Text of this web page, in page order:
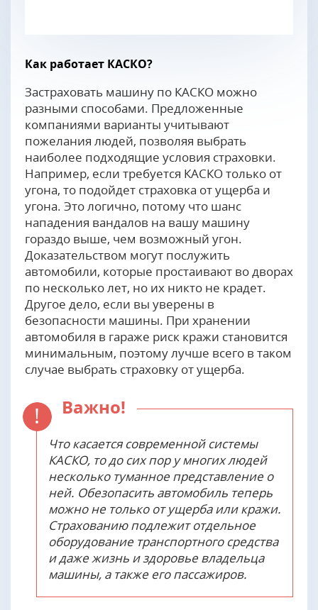
Как работает КАСКО?
Застраховать машину по КАСКО можно
разными способами. Предложенные
компаниями варианты учитывают
пожелания людей, позволяя выбрать
наиболее подходящие условия страховки.
Например, если требуется КАСКО только от
угона, то подойдет страховка от ущерба и
угона. Это логично, потому что шанс
нападения вандалов на вашу машину
гораздо выше, чем возможный угон.
Доказательством могут послужить
автомобили, которые простаивают во дворах
по несколько лет, но их никто не крадет.
Другое дело, если вы уверены в
безопасности машины. При хранении
автомобиля в гараже риск кражи становится
минимальным, поэтому лучше всего в таком
случае выбрать страховку от ущерба.
Важно!
Что касается современной системы
КАСКО, то до сих пор у многих людей
несколько туманное представление о
ней. Обезопасить автомобиль теперь
можно не только от ущерба или кражи.
Страхованию подлежит отдельное
оборудование транспортного средства
и даже жизнь и здоровье владельца
машины, а также его пассажиров.